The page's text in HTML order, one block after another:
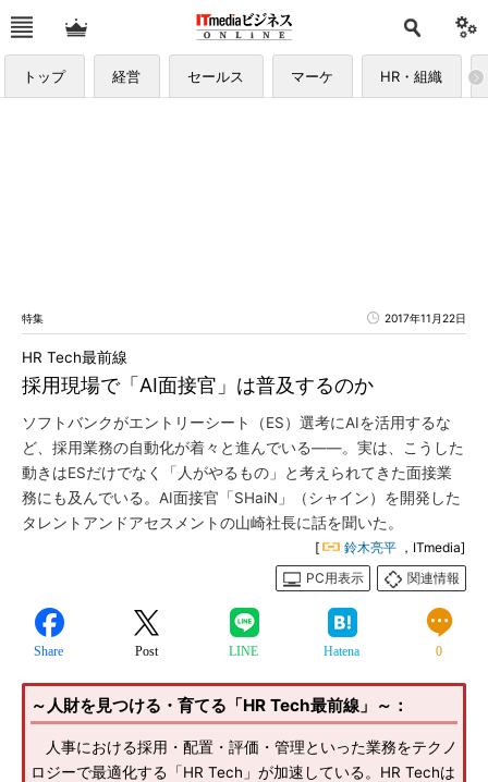
トップ 経営 セールス マーケ HR・組織
特集 2017年11月22日
採用現場で「AI面接官」は普及するのか
HR Tech最前線
ソフトバンクがエントリーシート（ES）選考にAIを活用するな
ど、採用業務の自動化が着々と進んでいる――。実は、こうした
動きはESだけでなく「人がやるもの」と考えられてきた面接業
務にも及んでいる。AI面接官「SHaiN」（シャイン）を開発した
タレントアンドアセスメントの山崎社長に話を聞いた。
[ 鈴木亮平 ，ITmedia]
PC用表示
関連情報
Share Post LINE Hatena 0
～人財を見つける・育てる「HR Tech最前線」～：
人事における採用・配置・評価・管理といった業務をテクノ
ロジーで最適化する「HR Tech」が加速している。HR Techは